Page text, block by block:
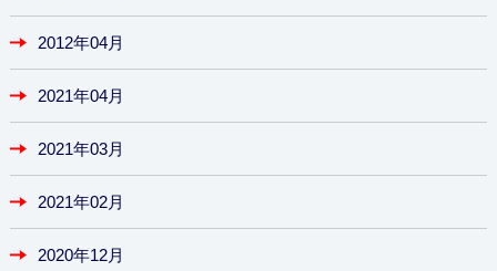
2012年04月
2021年04月
2021年03月
2021年02月
2020年12月